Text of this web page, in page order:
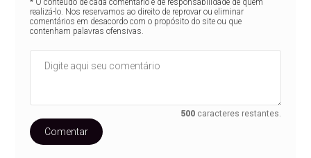
* O conteúdo de cada comentário é de responsabilidade de quem
realizá-lo. Nos reservamos ao direito de reprovar ou eliminar
comentários em desacordo com o propósito do site ou que
contenham palavras ofensivas.
500 caracteres restantes.
Comentar